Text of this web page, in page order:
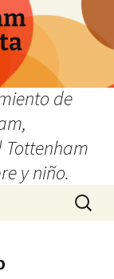
de
y niño.
Buscar: